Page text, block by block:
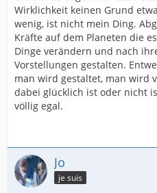
Wirklichkeit keinen Grund
wenig, ist nicht mein Ding.
Kräfte auf dem Planeten die
Dinge verändern und nach
Vorstellungen gestalten.
man wird gestaltet, man wird
dabei glücklich ist oder nicht
völlig egal.
Jo
je suis